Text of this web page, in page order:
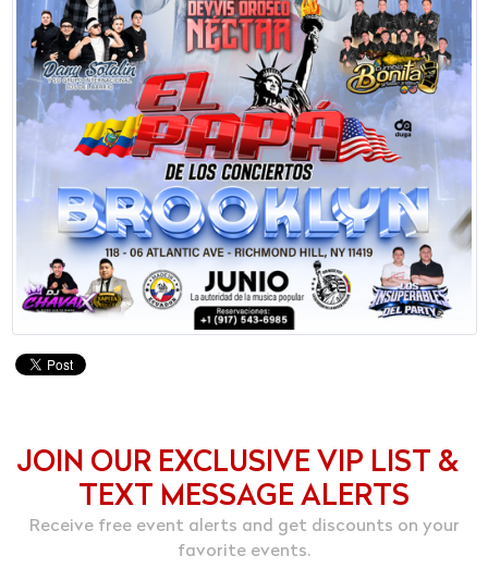
JOIN OUR EXCLUSIVE VIP LIST &
TEXT MESSAGE ALERTS
Receive free event alerts and get discounts on your
favorite events.